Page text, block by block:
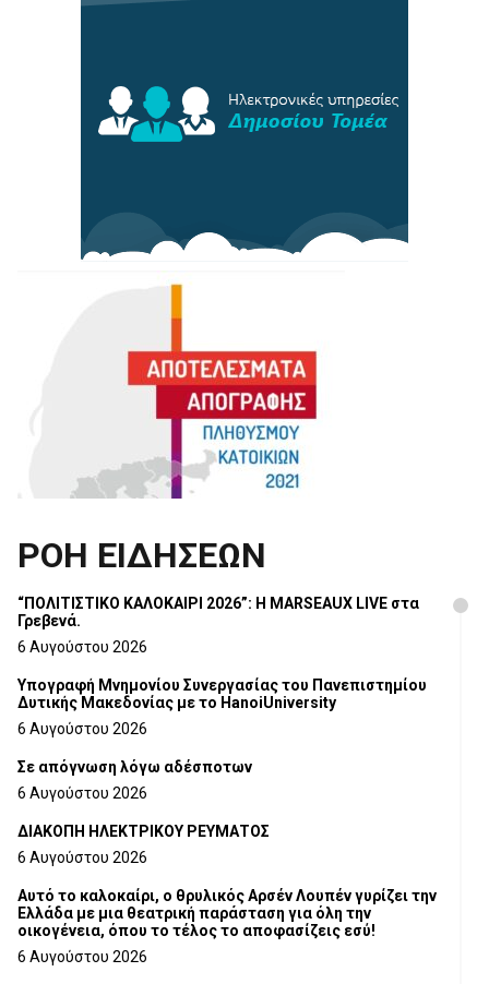
ΡΟΗ ΕΙΔΗΣΕΩΝ
“ΠΟΛΙΤΙΣΤΙΚΟ ΚΑΛΟΚΑΙΡΙ 2026”: Η MARSEAUX LIVE στα
Γρεβενά.
6 Αυγούστου 2026
Υπογραφή Μνημονίου Συνεργασίας του Πανεπιστημίου
Δυτικής Μακεδονίας με το HanoiUniversity
6 Αυγούστου 2026
Σε απόγνωση λόγω αδέσποτων
6 Αυγούστου 2026
ΔΙΑΚΟΠΗ ΗΛΕΚΤΡΙΚΟΥ ΡΕΥΜΑΤΟΣ
6 Αυγούστου 2026
Αυτό το καλοκαίρι, ο θρυλικός Αρσέν Λουπέν γυρίζει την
Ελλάδα με μια θεατρική παράσταση για όλη την
οικογένεια, όπου το τέλος το αποφασίζεις εσύ!
6 Αυγούστου 2026